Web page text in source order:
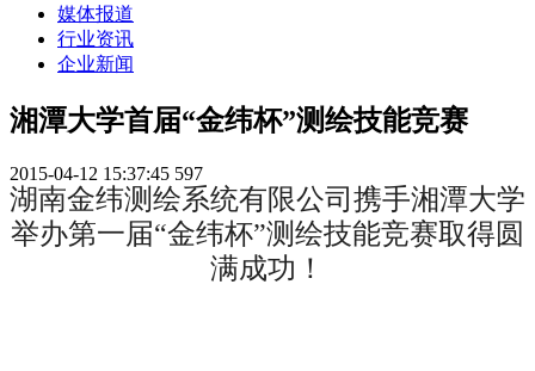
媒体报道
行业资讯
企业新闻
湘潭大学首届“金纬杯”测绘技能竞赛
2015-04-12 15:37:45 597
湖南金纬测绘系统有限公司携手湘潭大学
举办第一届“金纬杯”测绘技能竞赛取得圆
满成功！